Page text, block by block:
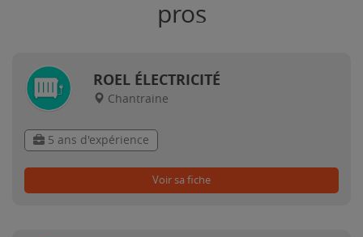
pros
ROEL ÉLECTRICITÉ
Chantraine
5 ans d'expérience
Voir sa fiche